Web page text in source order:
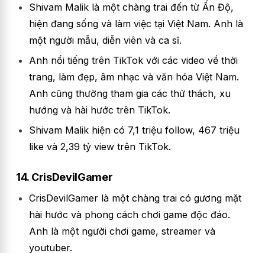
Shivam Malik là một chàng trai đến từ Ấn Độ,
hiện đang sống và làm việc tại Việt Nam. Anh là
một người mẫu, diễn viên và ca sĩ.
Anh nổi tiếng trên TikTok với các video về thời
trang, làm đẹp, âm nhạc và văn hóa Việt Nam.
Anh cũng thường tham gia các thử thách, xu
hướng và hài hước trên TikTok.
Shivam Malik hiện có 7,1 triệu follow, 467 triệu
like và 2,39 tỷ view trên TikTok.
14. CrisDevilGamer
CrisDevilGamer là một chàng trai có gương mặt
hài hước và phong cách chơi game độc đáo.
Anh là một người chơi game, streamer và
youtuber.